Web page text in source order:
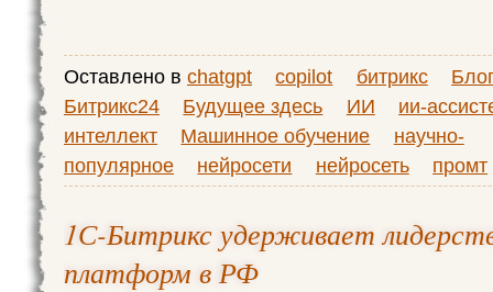
Оставлено в chatgpt copilot битрикс
Битрикс24
Будущее здесь ИИ
ии-
интеллект
Машинное обучение
научно-
популярное
нейросети нейросеть промт
1С-Битрикс удерживает
платформ в РФ